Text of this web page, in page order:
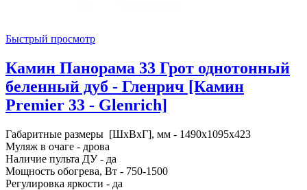
Быстрый просмотр
Камин Панорама 33 Грот однотонный
беленный дуб - Гленрич [Камин
Premier 33 - Glenrich]
Габаритные размеры [ШxВxГ], мм - 1490x1095x423
Муляж в очаге - дрова
Наличие пульта ДУ - да
Мощность обогрева, Вт - 750-1500
Регулировка яркости - да